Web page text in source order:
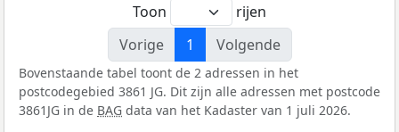
Toon
rijen
Vorige
1 Volgende
Bovenstaande tabel toont de 2 adressen in het
postcodegebied 3861 JG. Dit zijn alle adressen met postcode
3861JG in de BAG data van het Kadaster van 1 juli 2026.